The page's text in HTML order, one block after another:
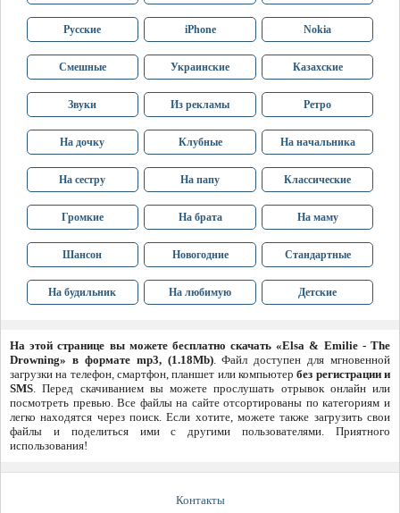
Русские iPhone Nokia
Смешные Украинские Казахские
Звуки Из рекламы Ретро
На дочку Клубные На начальника
На сестру На папу Классические
Громкие На брата На маму
Шансон Новогодние Стандартные
На будильник На любимую Детские
На этой странице вы можете бесплатно скачать «Elsa & Emilie - The
Drowning» в формате mp3, (1.18Mb). Файл доступен для мгновенной
загрузки на телефон, смартфон, планшет или компьютербез регистрации и
SMS. Перед скачиванием вы можете прослушать отрывок онлайн или
посмотреть превью. Все файлы на сайте отсортированы по категориям и
легко находятся через поиск. Если хотите, можете также загрузить свои
файлы и поделиться ими с другими пользователями. Приятного
использования!
Контакты